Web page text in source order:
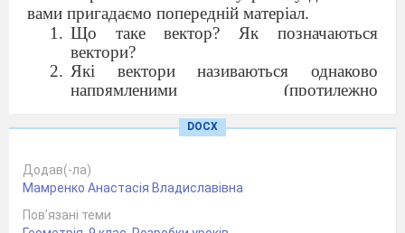
вами пригадаємо попередній матеріал.
Що таке вектор? Як позначаються
вектори?
Які вектори називаються однаково
напрямленими (протилеж­но
Що таке абсолютна величина вектора?
Які вектори називаються рівними? Яку
властивість мають рівні вектори?
від заданої точки, які дорівнюють
DOCX
Додав(-ла)
Мамренко Анастасія Владиславівна
Пов’язані теми